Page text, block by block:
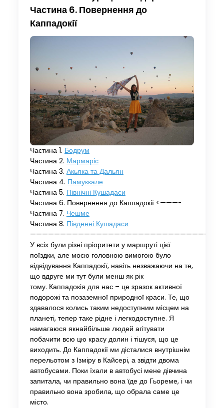
Частина 6. Повернення до
Каппадокії
Частина 1. Бодрум
Частина 2. Мармаріс
Частина 3. Акьяка та Дальян
Частина 4. Памуккале
Частина 5. Північні Кушадаси
Частина 6. Повернення до Каппадокії <———-
Частина 7. Чешме
Частина 8. Південні Кушадаси
—————————————————————————————-
У всіх були різні пріоритети у маршруті цієї
поїздки, але моєю головною вимогою було
відвідування Каппадокії, навіть незважаючи на те,
що вдруге ми тут були менш як рік
тому. Каппадокія для нас – це зразок активної
подорожі та позаземної природної краси. Те, що
здавалося колись таким недоступним місцем на
планеті, тепер таке рідне і легкодоступне. Я
намагаюся якнайбільше людей агітувати
побачити всю цю красу долин і тішуся, що це
виходить. До Каппадокії ми дісталися внутрішнім
перельотом з Ізміру в Кайсері, а звідти двома
автобусами. Поки їхали в автобусі мене дівчина
запитала, чи правильно вона їде до Гьореме, і чи
правильно вона зробила, що обрала саме це
місто.